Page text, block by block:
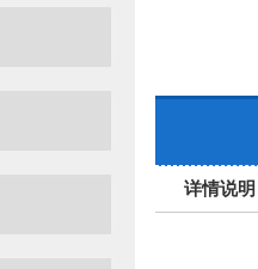
详情说明